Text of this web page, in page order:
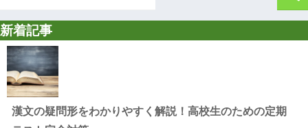
新着記事
漢文の疑問形をわかりやすく解説！高校生のための定期